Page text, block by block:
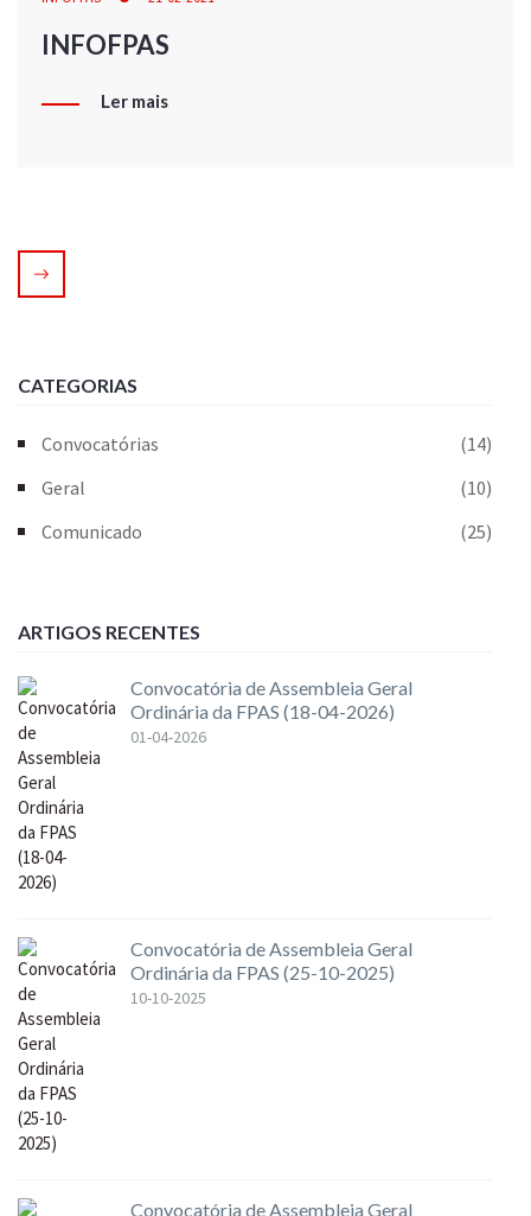
INFOFPAS
Ler mais
CATEGORIAS
Convocatórias
(14)
Geral
(10)
Comunicado
(25)
ARTIGOS RECENTES
Convocatória de Assembleia Geral
Ordinária da FPAS (18-04-2026)
01-04-2026
Convocatória de Assembleia Geral
Ordinária da FPAS (25-10-2025)
10-10-2025
Convocatória de Assembleia Geral